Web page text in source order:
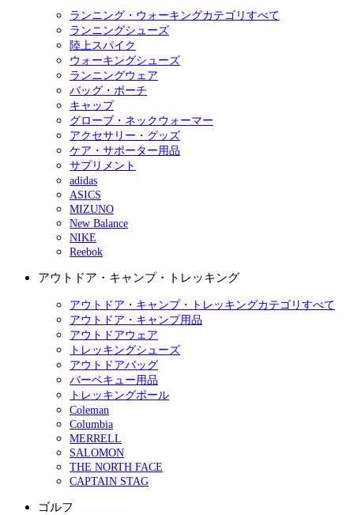
ランニング・ウォーキングカテゴリすべて
ランニングシューズ
陸上スパイク
ウォーキングシューズ
ランニングウェア
バッグ・ポーチ
キャップ
グローブ・ネックウォーマー
アクセサリー・グッズ
ケア・サポーター用品
サプリメント
adidas
ASICS
MIZUNO
New Balance
NIKE
Reebok
アウトドア・キャンプ・トレッキング
アウトドア・キャンプ・トレッキングカテゴリすべて
アウトドア・キャンプ用品
アウトドアウェア
トレッキングシューズ
アウトドアバッグ
バーベキュー用品
トレッキングポール
Coleman
Columbia
MERRELL
SALOMON
THE NORTH FACE
CAPTAIN STAG
ゴルフ